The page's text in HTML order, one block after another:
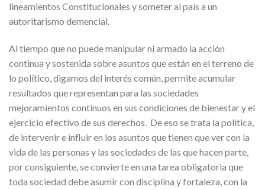
lineamientos Constitucionales y someter al país a un
autoritarismo demencial.
Al tiempo que no puede manipular ni armado la acción
continua y sostenida sobre asuntos que están en el terreno de
lo político, digamos del interés común, permite acumular
resultados que representan para las sociedades
mejoramientos continuos en sus condiciones de bienestar y el
ejercicio efectivo de sus derechos. De eso se trata la política,
de intervenir e influir en los asuntos que tienen que ver con la
vida de las personas y las sociedades de las que hacen parte,
por consiguiente, se convierte en una tarea obligatoria que
toda sociedad debe asumir con disciplina y fortaleza, con la